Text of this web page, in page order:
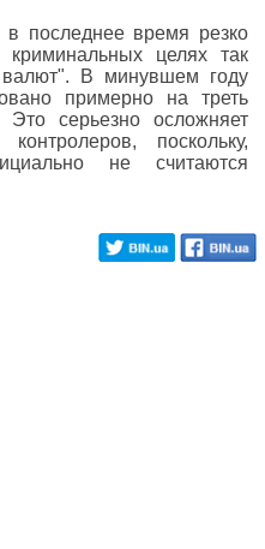
последнее время резко
криминальных целях так
В минувшем году
примерно на треть
серьезно осложняет
поскольку,
не считаются